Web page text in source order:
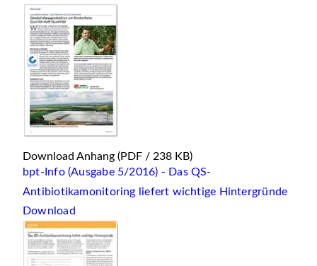
Download Anhang (PDF / 238 KB)
bpt-Info (Ausgabe 5/2016) - Das QS-
Antibiotikamonitoring liefert wichtige Hintergründe
Download